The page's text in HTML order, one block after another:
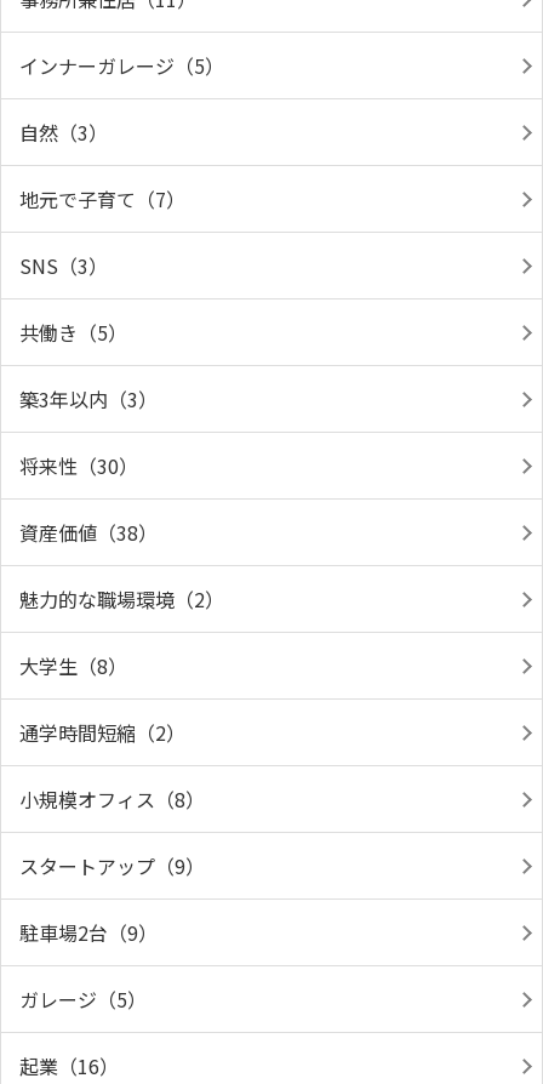
インナーガレージ（5）
自然（3）
地元で子育て（7）
SNS（3）
共働き（5）
築3年以内（3）
将来性（30）
資産価値（38）
魅力的な職場環境（2）
大学生（8）
通学時間短縮（2）
小規模オフィス（8）
スタートアップ（9）
駐車場2台（9）
ガレージ（5）
起業（16）